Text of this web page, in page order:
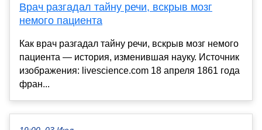
Врач разгадал тайну речи, вскрыв мозг
немого пациента
Как врач разгадал тайну речи, вскрыв мозг немого
пациента — история, изменившая науку. Источник
изображения: livescience.com 18 апреля 1861 года
фран...